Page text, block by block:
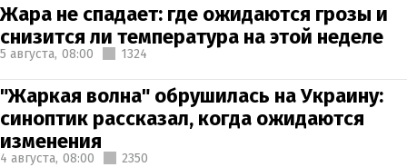
Жара не спадает: где ожидаются грозы и
снизится ли температура на этой неделе
5 августа, 08:00 1324
"Жаркая волна" обрушилась на Украину:
синоптик рассказал, когда ожидаются
изменения
4 августа, 08:00 2350